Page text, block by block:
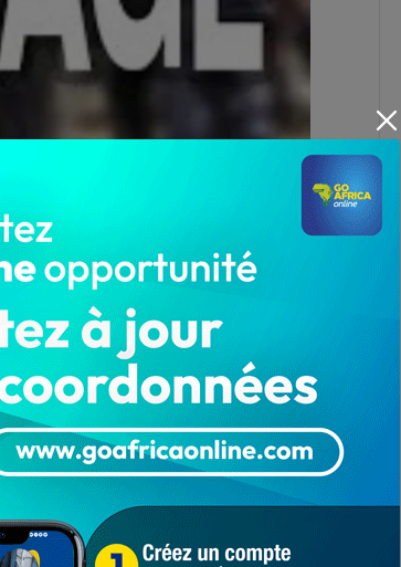
pour la surveillance de l’examen du
CEG Atomey, sont malheureusement
été attaqués entre Hoky et Atomey
rendaient dans leurs domiciles.
sont pas intéressés à leurs motos.
téléphones portables et les sommes
», ces actes d’insécurité devenus
troupeaux de bœufs. La police